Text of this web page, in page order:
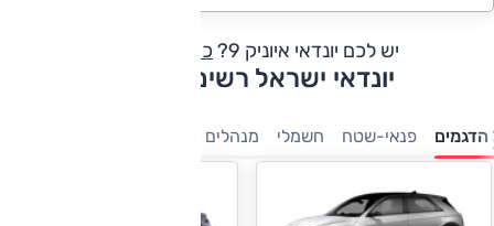
יש לכם יונדאי איוניק 9? כתבו חוות דעת
יונדאי ישראל רשימת דגמים
הדגמים פנאי-שטח חשמלי מנהלים